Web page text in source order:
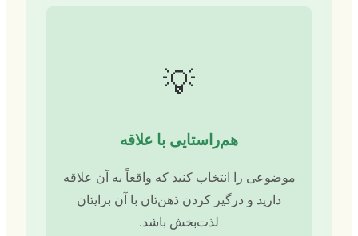
💡
هم‌راستایی با علاقه
موضوعی را انتخاب کنید که واقعاً به آن علاقه
دارید و درگیر کردن ذهن‌تان با آن برایتان
لذت‌بخش باشد.